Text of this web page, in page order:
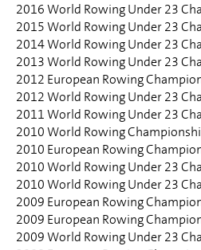
2016 World Rowing Under 23
2015 World Rowing Under 23
2014 World Rowing Under 23
2013 World Rowing Under 23
2012 European Rowing
2012 World Rowing Under 23
2011 World Rowing Under 23
2010 World Rowing
2010 European Rowing
2010 World Rowing Under 23
2010 World Rowing Under 23
2009 European Rowing
2009 European Rowing
2009 World Rowing Under 23